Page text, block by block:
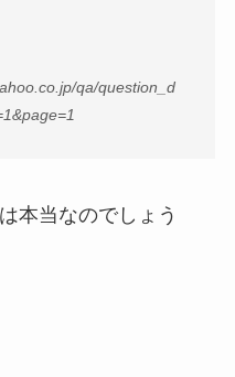
qa/question_d
本当なのでしょう